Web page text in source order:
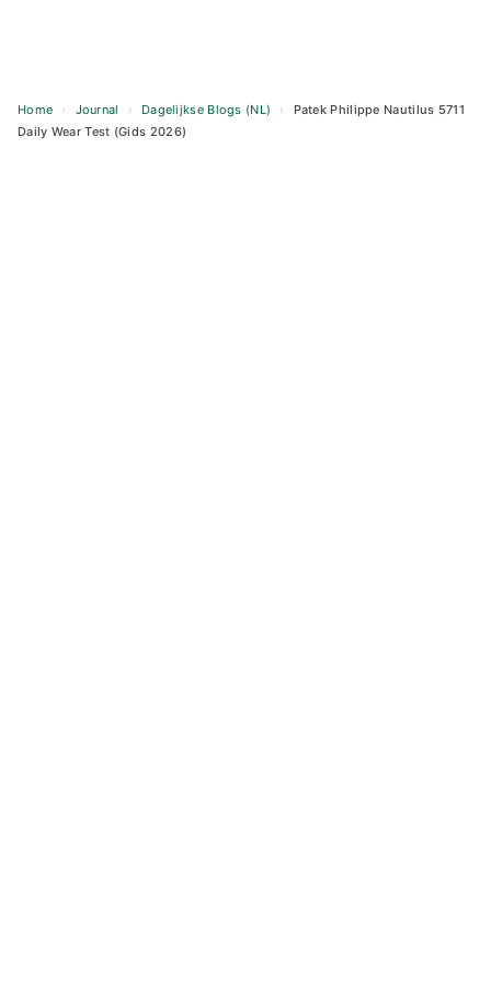
Home › Journal › Dagelijkse Blogs (NL) ›
Patek Philippe Nautilus 5711
Daily Wear Test (Gids 2026)